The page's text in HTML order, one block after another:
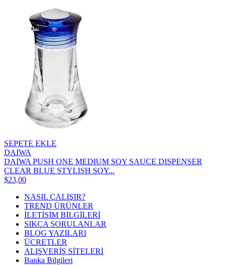
SEPETE EKLE
DAIWA
DAIWA PUSH ONE MEDIUM SOY SAUCE DISPENSER
CLEAR BLUE STYLISH SOY...
$23,00
NASIL ÇALIŞIR?
TREND ÜRÜNLER
İLETİŞİM BİLGİLERİ
SIKÇA SORULANLAR
BLOG YAZILARI
ÜCRETLER
ALIŞVERİŞ SİTELERİ
Banka Bilgileri